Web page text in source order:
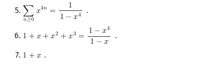
∑
𝑛≥0
𝑥4𝑛 =
1
1 −𝑥4
∑n ≥ 0x4 n= 11−x4 ．
1 +𝑥+𝑥2 +𝑥3 = 1 −𝑥4
1 −𝑥
1 +x+ x2+x3= 1− x41 −x ．
1 +𝑥
1 +x ．